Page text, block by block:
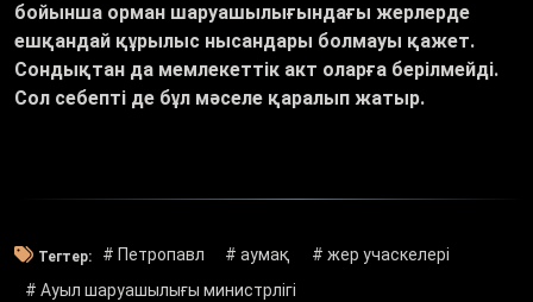
бойынша орман шаруашылығындағы жерлерде
ешқандай құрылыс нысандары болмауы қажет.
Сондықтан да мемлекеттік акт оларға берілмейді.
Сол себепті де бұл мәселе қаралып жатыр.
Тегтер: # Петропавл # аумақ
# жер учаскелері
# Ауыл шаруашылығы министрлігі